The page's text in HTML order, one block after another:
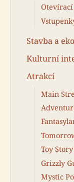
Stavba a
Kulturní
Atrakcí
Main
Toy
Grizzly
Mystic